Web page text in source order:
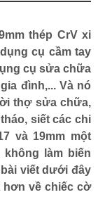
thép CrV xi
cụ cầm tay
cụ sửa chữa
đình,... Và nó
thợ sửa chữa,
siết các chi
và 19mm một
làm biến
viết dưới đây
hơn về chiếc cờ